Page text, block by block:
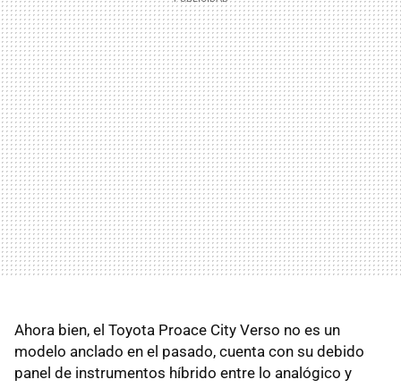
Ahora bien, el Toyota Proace City Verso no es un
modelo anclado en el pasado, cuenta con su debido
panel de instrumentos híbrido entre lo analógico y